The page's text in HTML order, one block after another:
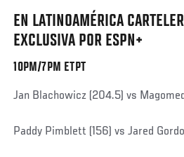
EN LATINOAMÉRICA
EXCLUSIVA POR ESPN+
10PM/7PM ETPT
Jan Blachowicz (204.5) vs
Paddy Pimblett (156) vs Jared